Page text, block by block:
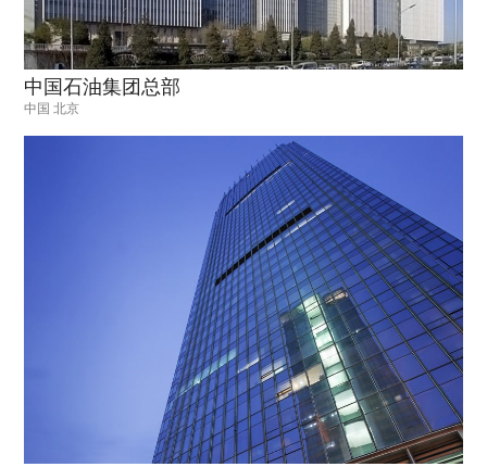
中国石油集团总部
中国 北京